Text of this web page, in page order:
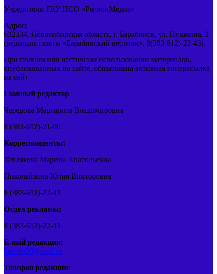
Учредитель: ГАУ НСО «РегионМедиа»
Адрес:
632334, Новосибирская область, г. Барабинск, ул. Пушкина, 2
(редакция газеты «Барабинский вестник», 8(383-612)-22-43).
При полном или частичном использовании материалов,
опубликованных на сайте, обязательна активная гиперссылка
на сайт
Главный редактор
Чередова Маргарита Владимировна
8 (383-612)-21-00
Корреспонденты:
Теплякова Марина Анатольевна
Николайзина Юлия Викторовна
8 (383-612)-22-43
Отдел рекламы:
8 (383-612)-22-43
E-mail редакции:
barvest20@mail.ru
Телефон редакции: